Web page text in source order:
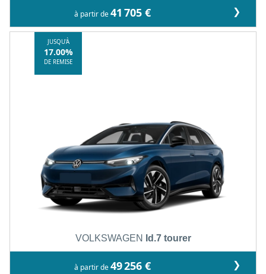
à partir de41 705 € ❯
JUSQU'À
17.00%
DE REMISE
VOLKSWAGEN Id.7 tourer
à partir de49 256 € ❯